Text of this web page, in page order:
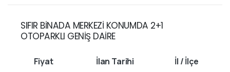
SIFIR BİNADA MERKEZİ KONUMDA 2+1
OTOPARKLI GENİŞ DAİRE